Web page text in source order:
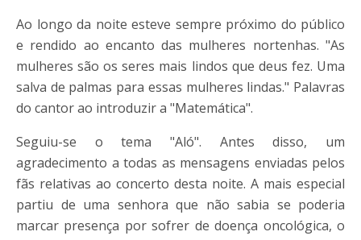
Ao longo da noite esteve sempre próximo do público
e rendido ao encanto das mulheres nortenhas. "As
mulheres são os seres mais lindos que deus fez. Uma
salva de palmas para essas mulheres lindas." Palavras
do cantor ao introduzir a "Matemática".
Seguiu-se o tema "Aló". Antes disso, um
agradecimento a todas as mensagens enviadas pelos
fãs relativas ao concerto desta noite. A mais especial
partiu de uma senhora que não sabia se poderia
marcar presença por sofrer de doença oncológica, o